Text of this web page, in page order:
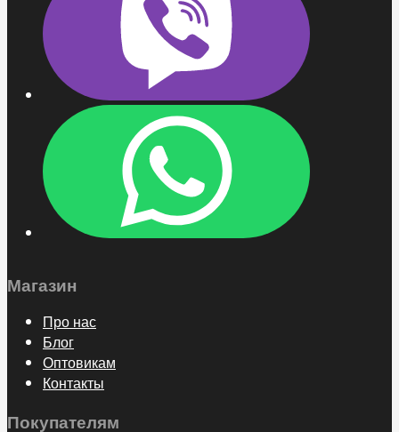
Магазин
Про нас
Блог
Оптовикам
Контакты
Покупателям